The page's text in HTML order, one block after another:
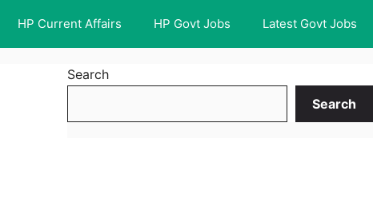
HP Current Affairs HP Govt Jobs Latest Govt Jobs
Search
Search